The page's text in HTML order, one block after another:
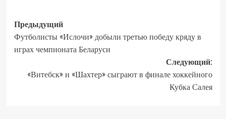
Предыдущий
Футболисты «Ислочи» добыли третью победу кряду в
играх чемпионата Беларуси
Следующий:
«Витебск» и «Шахтер» сыграют в финале хоккейного
Кубка Салея